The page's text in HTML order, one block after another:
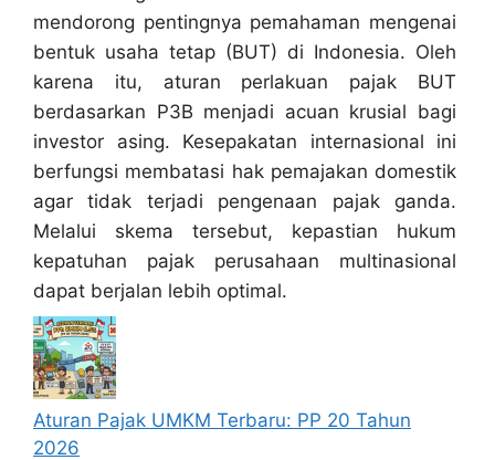
mendorong pentingnya pemahaman mengenai
bentuk usaha tetap (BUT) di Indonesia. Oleh
karena itu, aturan perlakuan pajak BUT
berdasarkan P3B menjadi acuan krusial bagi
investor asing. Kesepakatan internasional ini
berfungsi membatasi hak pemajakan domestik
agar tidak terjadi pengenaan pajak ganda.
Melalui skema tersebut, kepastian hukum
kepatuhan pajak perusahaan multinasional
dapat berjalan lebih optimal.
Aturan Pajak UMKM Terbaru: PP 20 Tahun
2026